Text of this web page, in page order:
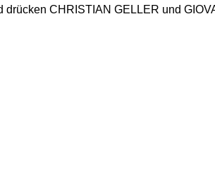
CHRISTIAN GELLER und